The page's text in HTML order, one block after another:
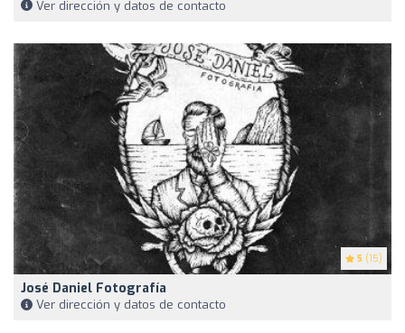
Ver dirección y datos de contacto
5 (15)
José Daniel Fotografía
Ver dirección y datos de contacto